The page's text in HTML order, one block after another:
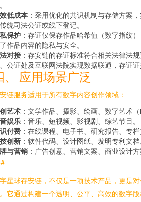
低成本 ：采用优化的共识机制与存储方案
统司法公证或线下登记。
保护 ：存证仅保存作品哈希值（数字指纹
作品内容的隐私与安全。
对接 ：存安链的存证标准符合相关法律法
公证处及互联网法院实现数据联通，存证证
、 应用场景广泛
链服务适用于所有数字内容创作领域：
艺术 ：文学作品、摄影、绘画、数字艺术（
娱乐 ：音乐、短视频、影视剧、综艺节目。
付费 ：在线课程、电子书、研究报告、专栏
创新 ：软件代码、设计图纸、发明专利文档
与营销 ：广告创意、营销文案、商业设计方
星球存安链，不仅是一项技术产品，更是
它通过构建一个透明、公平、高效的数字